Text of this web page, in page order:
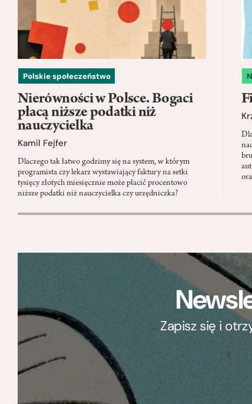
Polskie społeczeństwo
Nierówności w Polsce. Bogaci
płacą niższe podatki niż
nauczycielka
Kamil Fejfer
Dlaczego tak łatwo godzimy się na system, w którym
programista czy lekarz wystawiający faktury na setki
tysięcy złotych miesięcznie może płacić procentowo
niższe podatki niż nauczycielka czy urzędniczka?
Zapisz się i